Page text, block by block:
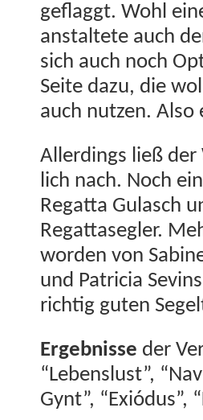
geflag­gt. Wohl
anstal­tete auch
sich auch noch
Seite dazu, die
auch nutzen.
Allerd­ings ließ
lich nach. Noch
Regat­ta Gulasch
Regat­tasegler.
wor­den von
und Patri­cia
richtig guten
Ergeb­nisse der
“Lebenslust”,
Gynt”, “Exió­dus”,